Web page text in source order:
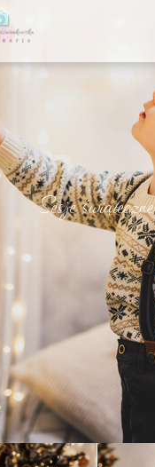
Sesje świąteczne